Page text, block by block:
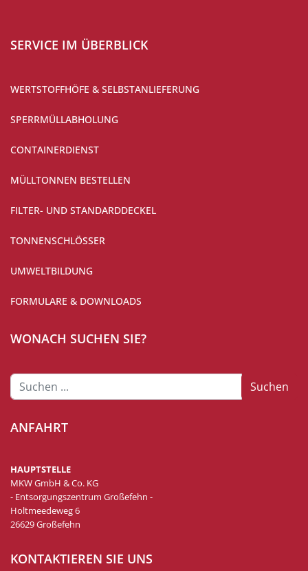
SERVICE IM ÜBERBLICK
WERTSTOFFHÖFE & SELBSTANLIEFERUNG
SPERRMÜLLABHOLUNG
CONTAINERDIENST
MÜLLTONNEN BESTELLEN
FILTER- UND STANDARDDECKEL
TONNENSCHLÖSSER
UMWELTBILDUNG
FORMULARE & DOWNLOADS
WONACH SUCHEN SIE?
Suchen
...
Suchen
ANFAHRT
HAUPTSTELLE
MKW GmbH & Co. KG
- Entsorgungszentrum Großefehn -
Holtmeedeweg 6
26629 Großefehn
KONTAKTIEREN SIE UNS